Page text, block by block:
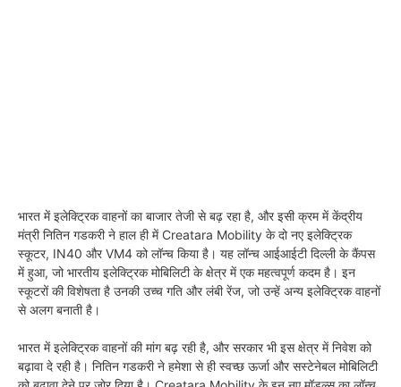
भारत में इलेक्ट्रिक वाहनों का बाजार तेजी से बढ़ रहा है, और इसी क्रम में केंद्रीय
मंत्री नितिन गडकरी ने हाल ही में Creatara Mobility के दो नए इलेक्ट्रिक
स्कूटर, IN40 और VM4 को लॉन्च किया है। यह लॉन्च आईआईटी दिल्ली के कैंपस
में हुआ, जो भारतीय इलेक्ट्रिक मोबिलिटी के क्षेत्र में एक महत्वपूर्ण कदम है। इन
स्कूटरों की विशेषता है उनकी उच्च गति और लंबी रेंज, जो उन्हें अन्य इलेक्ट्रिक वाहनों
से अलग बनाती है।
भारत में इलेक्ट्रिक वाहनों की मांग बढ़ रही है, और सरकार भी इस क्षेत्र में निवेश को
बढ़ावा दे रही है। नितिन गडकरी ने हमेशा से ही स्वच्छ ऊर्जा और सस्टेनेबल मोबिलिटी